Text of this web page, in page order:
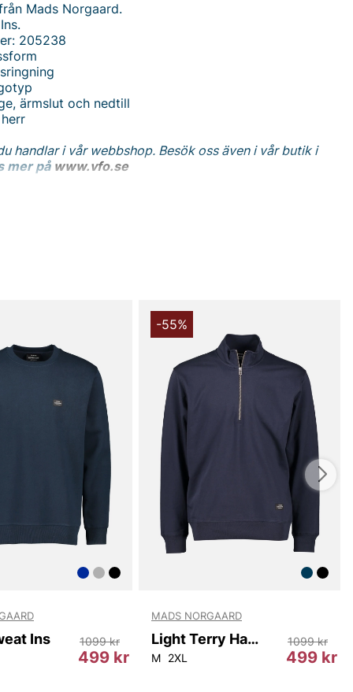
Mads Norgaard.
205238
ärmslut och nedtill
handlar i vår webbshop. Besök oss även i vår butik i
mer på www.vfo.se
Ins
499 kr
1099 kr
-55%
MADS NORGAARD
Light Terry Half Zip Sweat Ins
M 2XL 499 kr
1099 kr